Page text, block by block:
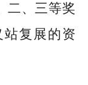
二、三等奖
复展的资